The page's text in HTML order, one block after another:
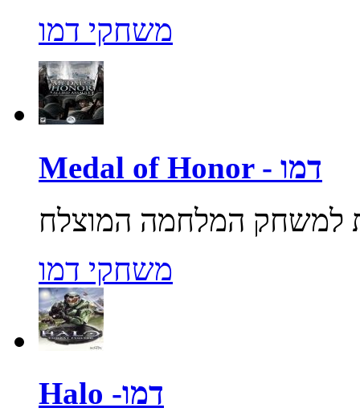
משחקי דמו
Medal of Honor - דמו
משחקי דמו
Halo -דמו